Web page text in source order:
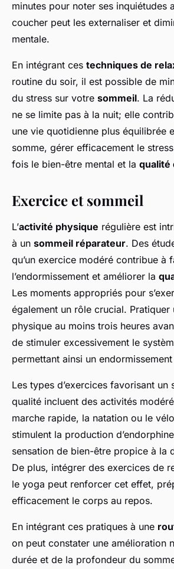
minutes pour noter ses inquiétudes
coucher peut les externaliser et
mentale.
En intégrant ces techniques de
routine du soir, il est possible de
du stress sur votre sommeil. La
ne se limite pas à la nuit; elle
une vie quotidienne plus équilibrée
somme, gérer efficacement le
fois le bien-être mental et la qualité
Exercice et sommeil
L’activité physique régulière est
à un sommeil réparateur. Des
qu’un exercice modéré contribue à
l’endormissement et améliorer la
Les moments appropriés pour
également un rôle crucial. Pratiquer
physique au moins trois heures
de stimuler excessivement le
permettant ainsi un
Les types d’exercices favorisant un
qualité incluent des activités
marche rapide, la natation ou le
stimulent la production
sensation de bien-être propice à la
De plus, intégrer des exercices de
le yoga peut renforcer cet effet,
efficacement le corps au repos.
En intégrant ces pratiques à une
on peut constater une amélioration
durée et de la profondeur du